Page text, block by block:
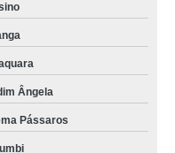
Moema
Campo Belo
Sacomã
Ângela
Pássaros